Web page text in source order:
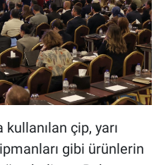
kullanılan çip, yarı
gibi ürünlerin